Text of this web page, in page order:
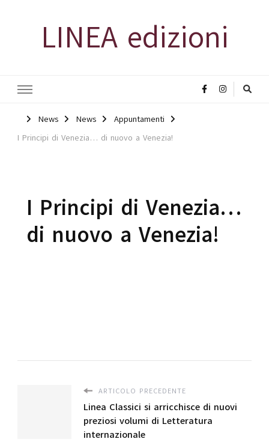
LINEA edizioni
News News
Appuntamenti
I Principi di Venezia… di nuovo a Venezia!
I Principi di Venezia…
di nuovo a Venezia!
ARTICOLO PRECEDENTE
Linea Classici si arricchisce di nuovi
preziosi volumi di Letteratura
internazionale